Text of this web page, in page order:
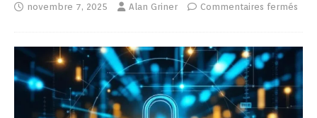
novembre 7, 2025 Alan Griner Commentaires fermés